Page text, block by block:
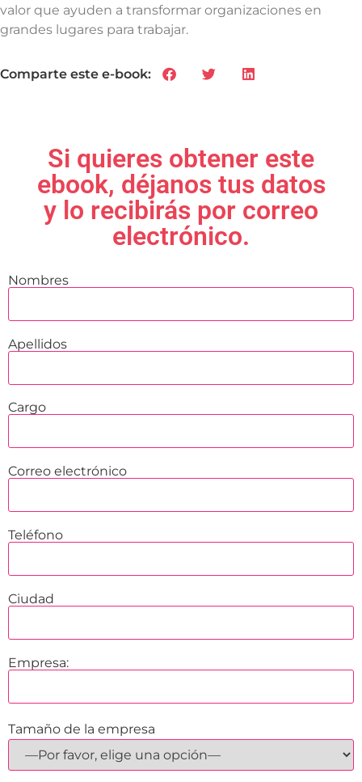
valor que ayuden a transformar organizaciones en
grandes lugares para trabajar.
Si quieres obtener este
ebook, déjanos tus datos
y lo recibirás por correo
electrónico.
Nombres
Apellidos
Cargo
Correo electrónico
Teléfono
Ciudad
Empresa:
Tamaño de la empresa